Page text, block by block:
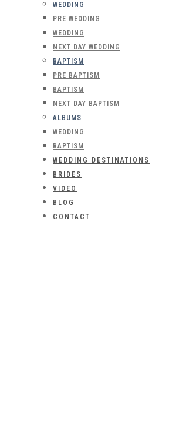
WEDDING
PRE WEDDING
WEDDING
NEXT DAY WEDDING
BAPTISM
PRE BAPTISM
BAPTISM
NEXT DAY BAPTISM
ALBUMS
WEDDING
BAPTISM
WEDDING DESTINATIONS
BRIDES
VIDEO
BLOG
CONTACT